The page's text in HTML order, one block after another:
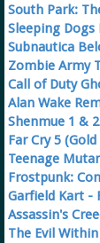
South Park:
Sleeping
Subnautica
Zombie Army
Call of Duty
Alan Wake
Shenmue 1 & 2
Far Cry 5
Teenage
Frostpunk:
Garfield Kart -
Assassin's
The Evil Within